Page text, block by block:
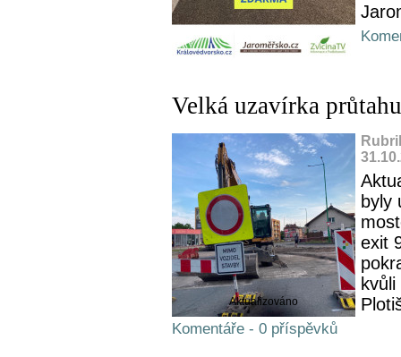
Velká uzavírka
Aktualizováno
byly
exit
Komentáře - 0 příspěvků